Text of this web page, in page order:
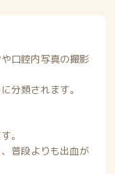
口腔内写真の撮影
分類されます。
。
普段よりも出血が